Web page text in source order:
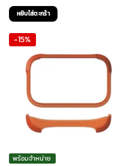
price
was:
990 ฿.
price
หยิบใส่ตะกร้า
-15%
พร้อมจำหน่าย